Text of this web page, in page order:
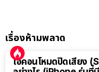
เรื่องห้ามพลาด
ไอคอนโหมดปิดเสียง